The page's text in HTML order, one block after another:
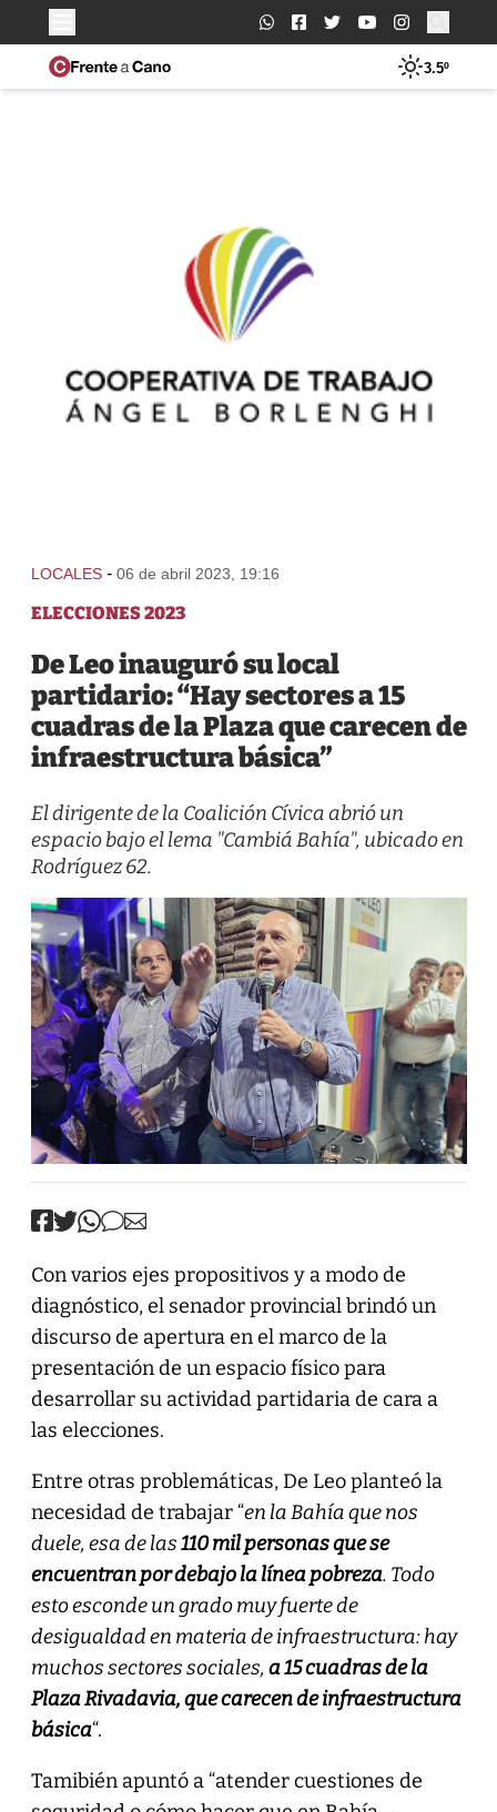
Buscar:
3.5º
LOCALES - 06 de abril 2023, 19:16
ELECCIONES 2023
De Leo inauguró su local
partidario: “Hay sectores a 15
cuadras de la Plaza que carecen de
infraestructura básica”
El dirigente de la Coalición Cívica abrió un
espacio bajo el lema "Cambiá Bahía", ubicado en
Rodríguez 62.
Con varios ejes propositivos y a modo de
diagnóstico, el senador provincial brindó un
discurso de apertura en el marco de la
presentación de un espacio físico para
desarrollar su actividad partidaria de cara a
las elecciones.
Entre otras problemáticas, De Leo planteó la
necesidad de trabajar “en la Bahía que nos
duele, esa de las110 mil personas que se
encuentran por debajo la línea pobreza. Todo
esto esconde un grado muy fuerte de
desigualdad en materia de infraestructura: hay
muchos sectores sociales, a 15 cuadras de la
Plaza Rivadavia, que carecen de infraestructura
básica“.
Tamibién apuntó a “atender cuestiones de